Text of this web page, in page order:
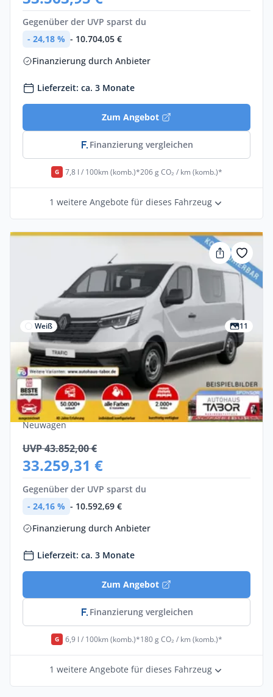
Gegenüber der UVP sparst du
- 24,18 % - 10.704,05 €
Finanzierung durch Anbieter
Lieferzeit: ca. 3 Monate
Zum Angebot
Finanzierung vergleichen
G 7,8 l / 100km (komb.)*206 g CO₂ / km (komb.)*
1 weitere Angebote für dieses Fahrzeug
Weiß 11
Privat & Gewerbe
Renault Trafic DoKa Komfort L1H1 2,8t
Blue dCi 130
Diesel • Manuell •
130 PS (96 kW)
Neuwagen
UVP 43.852,00 €
33.259,31 €
Gegenüber der UVP sparst du
- 24,16 % - 10.592,69 €
Finanzierung durch Anbieter
Lieferzeit: ca. 3 Monate
Zum Angebot
Finanzierung vergleichen
G 6,9 l / 100km (komb.)*180 g CO₂ / km (komb.)*
1 weitere Angebote für dieses Fahrzeug